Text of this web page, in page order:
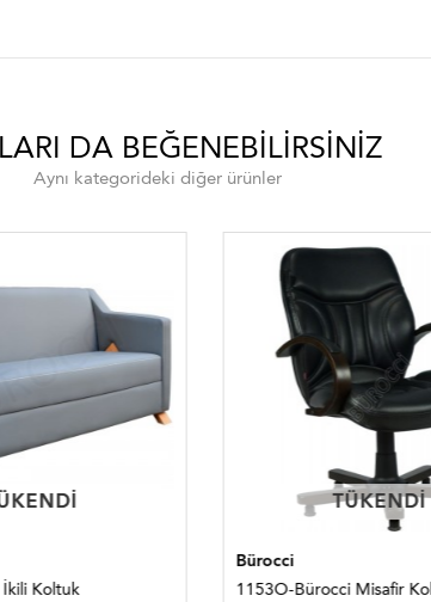
DA BEĞENEBILIRSINIZ
Aynı kategorideki diğer ürünler
TÜKENDI
TÜKENDI
Bürocci
1153O-Bürocci Misafir Koltuğu